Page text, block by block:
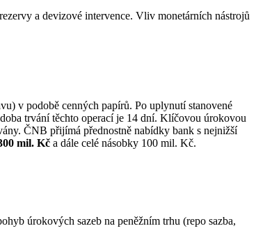
a devizové intervence. Vliv monetárních nástrojů
v podobě cenných papírů. Po uplynutí stanovené
trvání těchto operací je 14 dní. Klíčovou úrokovou
ČNB přijímá přednostně nabídky bank s nejnižší
mil. Kč a dále celé násobky 100 mil. Kč.
úrokových sazeb na peněžním trhu (repo sazba,